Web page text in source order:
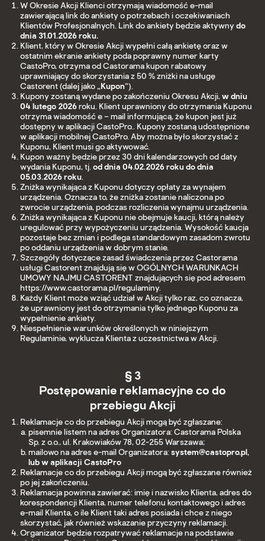
W Okresie Akcji Klienci otrzymają wiadomość e-mail
zawierającą link do ankiety o potrzebach i oczekiwaniach
Klientów Profesjonalnych. Link do ankiety będzie aktywnydo
dnia 31.01.2026 roku.
Klient, który w Okresie Akcji wypełni całą ankietę oraz w
ostatnim ekranie ankiety poda poprawny numer karty
CastoPro, otrzyma od Castorama kupon rabatowy
uprawniający do skorzystania z 50 % zniżki na usługę
Castorent (dalej jako„Kupon”).
Kupony zostaną wydane po zakończeniu Okresu Akcji,w dniu
04 lutego 2026roku. Klient uprawniony do otrzymania Kuponu
otrzyma wiadomość e – mail informującą, że kupon jest już
dostępny w aplikacji CastoPro.. Kupony zostaną udostępnione
w aplikacji mobilnej CastoPro. Aby można było skorzystać z
Kuponu, Klient musi go aktywować.
Kupon ważny będzie przez 30 dni kalendarzowych od daty
wydania Kuponu, tj.od dnia 04.02.2026 roku do dnia
05.03.2026 roku.
Zniżka wynikająca z Kuponu dotyczy opłaty za wynajem
urządzenia. Oznacza to, że zniżka zostanie naliczona po
zwrocie urządzenia, podczas rozliczenia wynajmu urządzenia.
Zniżka wynikająca z Kuponu nie obejmuje kaucji, którą należy
uregulować przy wypożyczeniu urządzenia. Wysokość kaucja
pozostaje bez zmian i podlega standardowym zasadom zwrotu
po oddaniu urządzenia w dobrym stanie.
Szczegóły dotyczące zasad świadczenia przez Castorama
usługi Castorent znajdują się w OGÓLNYCH WARUNKACH
UMOWY NAJMU CASTORENT znajdujących się pod adresem
https://www.castorama.pl/regulaminy.
Każdy Klient może wziąć udział w Akcji tylko raz, co oznacza,
że uprawniony jest do otrzymania tylko jednego Kuponu za
wypełnienie ankiety.
Niespełnienie warunków określonych w niniejszym
Regulaminie, wyklucza Klienta z uczestnictwa w Akcji.
§ 3
Postępowanie reklamacyjne co do
przebiegu Akcji
Reklamacje co do przebiegu Akcji mogą być zgłaszane:
pisemnie listem na adres Organizatora: Castorama Polska
Sp. z o.o., ul. Krakowiaków 78, 02-255 Warszawa;
mailowo na adres e-mail Organizatora:system@castopro.pl,
lub w aplikacji CastoPro
Reklamacje co do przebiegu Akcji mogą być zgłaszane również
po jej zakończeniu.
Reklamacja powinna zawierać: imię i nazwisko Klienta, adres do
korespondencji Klienta, numer telefonu kontaktowego i adres
e-mail Klienta, o ile Klient taki adres posiada i chce z niego
skorzystać, jak również wskazanie przyczyny reklamacji.
Organizator będzie rozpatrywać reklamacje na podstawie